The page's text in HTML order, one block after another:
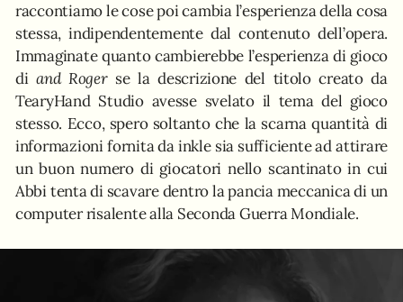
raccontiamo le cose poi cambia l’esperienza della cosa
stessa, indipendentemente dal contenuto dell’opera.
Immaginate quanto cambierebbe l’esperienza di gioco
diand Rogerse la descrizione del titolo creato da
TearyHand Studio avesse svelato il tema del gioco
stesso. Ecco, spero soltanto che la scarna quantità di
informazioni fornita da inkle sia sufficiente ad attirare
un buon numero di giocatori nello scantinato in cui
Abbi tenta di scavare dentro la pancia meccanica di un
computer risalente alla Seconda Guerra Mondiale.